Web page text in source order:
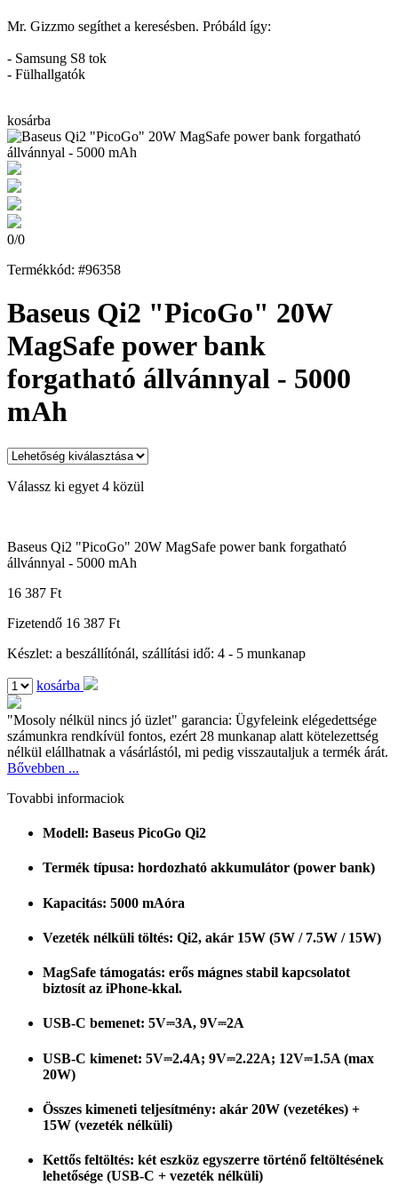
Mr. Gizzmo segíthet a keresésben. Próbáld így:
- Samsung S8 tok
- Fülhallgatók
kosárba
0/0
Termékkód: #96358
Baseus Qi2 "PicoGo" 20W
MagSafe power bank
forgatható állvánnyal - 5000
mAh
Válassz ki egyet 4 közül
Baseus Qi2 "PicoGo" 20W MagSafe power bank forgatható
állvánnyal - 5000 mAh
16 387 Ft
Fizetendő 16 387 Ft
Készlet: a beszállítónál, szállítási idő: 4 - 5 munkanap
kosárba
"Mosoly nélkül nincs jó üzlet" garancia: Ügyfeleink elégedettsége
számunkra rendkívül fontos, ezért 28 munkanap alatt kötelezettség
nélkül elállhatnak a vásárlástól, mi pedig visszautaljuk a termék árát.
Bővebben ...
Tovabbi informaciok
Modell: Baseus PicoGo Qi2
Termék típusa: hordozható akkumulátor (power bank)
Kapacitás: 5000 mAóra
Vezeték nélküli töltés: Qi2, akár 15W (5W / 7.5W / 15W)
MagSafe támogatás: erős mágnes stabil kapcsolatot
biztosít az iPhone-kkal.
USB-C bemenet: 5V⎓3A, 9V⎓2A
USB-C kimenet: 5V⎓2.4A; 9V⎓2.22A; 12V⎓1.5A (max
20W)
Összes kimeneti teljesítmény: akár 20W (vezetékes) +
15W (vezeték nélküli)
Kettős feltöltés: két eszköz egyszerre történő feltöltésének
lehetősége (USB-C + vezeték nélküli)